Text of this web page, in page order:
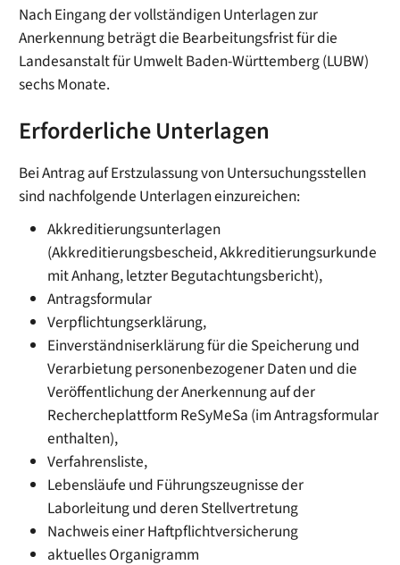
Nach Eingang der vollständigen Unterlagen zur
Anerkennung beträgt die Bearbeitungsfrist für die
Landesanstalt für Umwelt Baden-Württemberg (LUBW)
sechs Monate.
Erforderliche Unterlagen
Bei Antrag auf Erstzulassung von Untersuchungsstellen
sind nachfolgende Unterlagen einzureichen:
Akkreditierungsunterlagen
(Akkreditierungsbescheid, Akkreditierungsurkunde
mit Anhang, letzter Begutachtungsbericht),
Antragsformular
Verpflichtungserklärung,
Einverständniserklärung für die Speicherung und
Verarbietung personenbezogener Daten und die
Veröffentlichung der Anerkennung auf der
Rechercheplattform ReSyMeSa (im Antragsformular
enthalten),
Verfahrensliste,
Lebensläufe und Führungszeugnisse der
Laborleitung und deren Stellvertretung
Nachweis einer Haftpflichtversicherung
aktuelles Organigramm